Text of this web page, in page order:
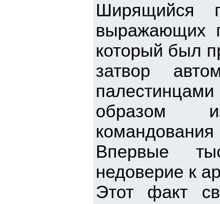
Ширящийся
выражающих
который был
затвор
образом
Впервые
недоверие к
Этот факт